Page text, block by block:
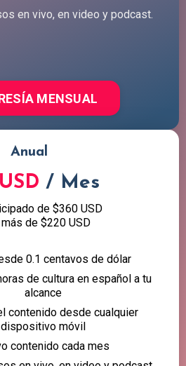
en vivo, en video y podcast.
MENSUAL
Anual
/ Mes
de $360 USD
de $220 USD
0.1 centavos de dólar
de cultura en español a tu
alcance
contenido desde cualquier
dispositivo móvil
contenido cada mes